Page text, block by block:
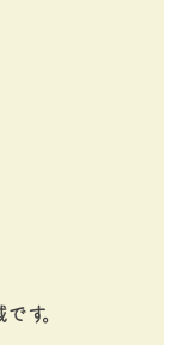
す。